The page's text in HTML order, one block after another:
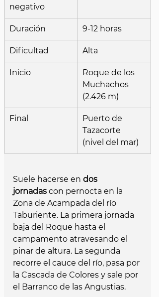
negativo
Duración 9-12 horas
Dificultad Alta
Inicio
Roque de los
Muchachos
(2.426 m)
Final
Puerto de
Tazacorte
(nivel del mar)
Suele hacerse en dos
jornadas con pernocta en la
Zona de Acampada del río
Taburiente. La primera jornada
baja del Roque hasta el
campamento atravesando el
pinar de altura. La segunda
recorre el cauce del río, pasa por
la Cascada de Colores y sale por
el Barranco de las Angustias.